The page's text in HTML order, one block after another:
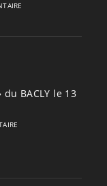
BACLY le 13